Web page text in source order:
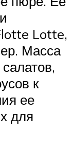
Lotte,
Масса
к
ее
для